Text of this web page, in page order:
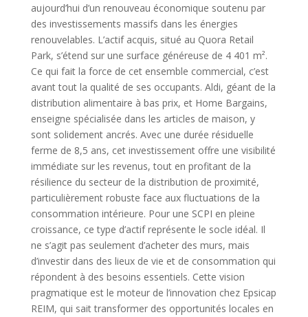
aujourd’hui d’un renouveau économique soutenu par
des investissements massifs dans les énergies
renouvelables. L’actif acquis, situé au Quora Retail
Park, s’étend sur une surface généreuse de 4 401 m².
Ce qui fait la force de cet ensemble commercial, c’est
avant tout la qualité de ses occupants. Aldi, géant de la
distribution alimentaire à bas prix, et Home Bargains,
enseigne spécialisée dans les articles de maison, y
sont solidement ancrés. Avec une durée résiduelle
ferme de 8,5 ans, cet investissement offre une visibilité
immédiate sur les revenus, tout en profitant de la
résilience du secteur de la distribution de proximité,
particulièrement robuste face aux fluctuations de la
consommation intérieure. Pour une SCPI en pleine
croissance, ce type d’actif représente le socle idéal. Il
ne s’agit pas seulement d’acheter des murs, mais
d’investir dans des lieux de vie et de consommation qui
répondent à des besoins essentiels. Cette vision
pragmatique est le moteur de l’innovation chez Epsicap
REIM, qui sait transformer des opportunités locales en